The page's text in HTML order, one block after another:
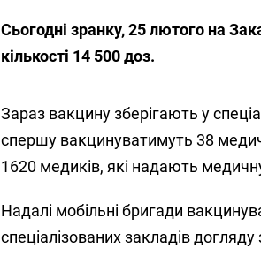
Сьогодні зранку, 25 лютого на
кількості 14 500 доз.
Зараз вакцину зберігають у
спершу вакцинуватимуть 38
1620 медиків, які надають
Надалі мобільні бригади
спеціалізованих закладів